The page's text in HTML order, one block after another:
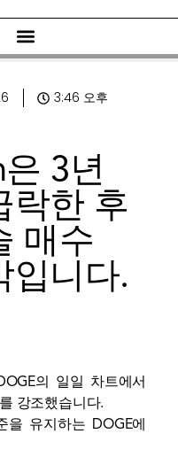
3:46 오후
3년
락한 후
매수
입니다.
의 일일 차트에서
강조했습니다.
유지하는 DOGE에